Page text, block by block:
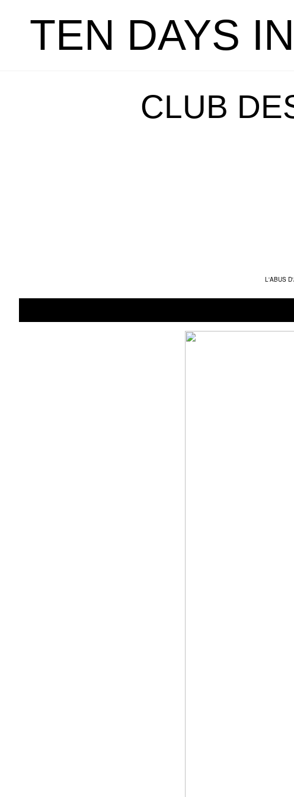
TEN DAYS
CLUB
L'ABUS